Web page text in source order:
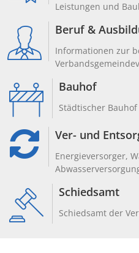
Leistungen und
Beruf &
Informationen zur
Bauhof
Städtischer Bauhof
Ver- und
Energieversorger,
Schiedsamt
Schiedsamt der